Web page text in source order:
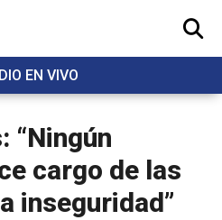
EN VIVO
BUSCAR
“Ningún
cargo de las
inseguridad”